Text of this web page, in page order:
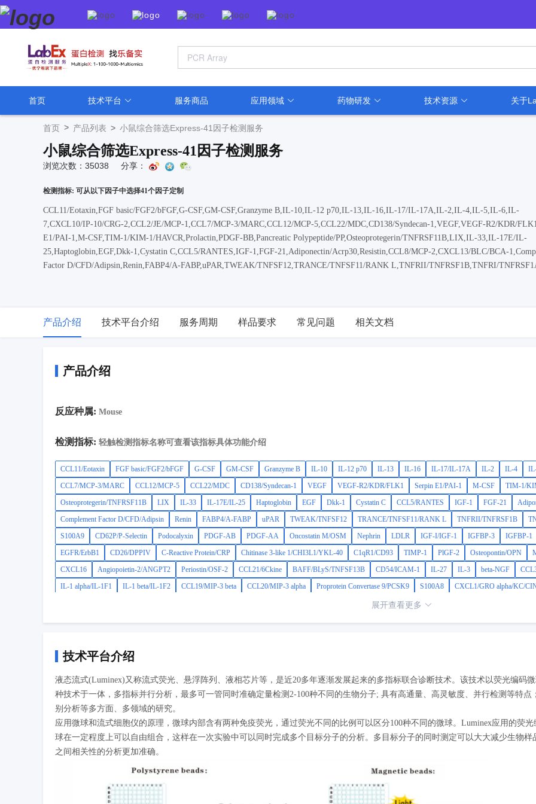
首页 技术平台 服务商品 应用领域 药物研发 技术资源 关于
首页 > 产品列表 > 小鼠综合筛选Express-41因子检测服务
小鼠综合筛选Express-41因子检测服务
浏览次数：35038 分享：
检测指标: 可从以下因子中选择41个因子定制
CCL11/Eotaxin,FGF basic/FGF2/bFGF,G-CSF,GM-CSF,Granzyme B,IL-10,IL-12 p70,IL-13,IL-16,IL-17/IL-17A,IL-2,IL-4,IL-5,IL-6,IL-
7,CXCL10/IP-10/CRG-2,CCL2/JE/MCP-1,CCL7/MCP-3/MARC,CCL12/MCP-5,CCL22/MDC,CD138/Syndecan-1,VEGF,VEGF-R2/KDR/
E1/PAI-1,M-CSF,TIM-1/KIM-1/HAVCR,Prolactin,PDGF-BB,Pancreatic Polypeptide/PP,Osteoprotegerin/TNFRSF11B,LIX,IL-33,IL-17E/IL-
25,Haptoglobin,EGF,Dkk-1,Cystatin C,CCL5/RANTES,IGF-1,FGF-21,Adiponectin/Acrp30,Resistin,CCL8/MCP-2,CXCL13/BLC/BCA-
Factor D/CFD/Adipsin,Renin,FABP4/A-FABP,uPAR,TWEAK/TNFSF12,TRANCE/TNFSF11/RANK L,TNFRII/TNFRSF1B,TNFRI/
2/ANGPT2,Periostin/OSF-2,CCL21/6Ckine,BAFF/BLyS/TNFSF13B,CD54/ICAM-1,IL-27,IL-3,beta-NGF,CCL3/MIP-1 alpha,CCL4/MIP-1
gamma,IL-1 alpha/IL-1F1,IL-1 beta/IL-1F2,CCL19/MIP-3 beta,CCL20/MIP-3 alpha,Proprotein Convertase 9/PCSK9,S100A8,CXCL1/GRO
产品介绍 技术平台介绍 服务周期 样品要求 常见问题 相关文档
产品介绍
反应种属: Mouse
检测指标: 轻触检测指标名称可查看该指标具体功能介绍
CCL11/Eotaxin FGF basic/FGF2/bFGF G-CSF GM-CSF Granzyme B IL-10 IL-12 p70 IL-13 IL-16 IL-17/IL-17A IL-2 IL-4
CCL7/MCP-3/MARC
CCL12/MCP-5 CCL22/MDC CD138/Syndecan-1 VEGF VEGF-R2/KDR/FLK1 Serpin E1/PAI-1 M-CSF TIM-1/
Osteoprotegerin/TNFRSF11B
LIX IL-33 IL-17E/IL-25 Haptoglobin EGF Dkk-1 Cystatin C CCL5/RANTES IGF-1 FGF-21
Complement Factor D/CFD/Adipsin
Renin FABP4/A-FABP uPAR TWEAK/TNFSF12 TRANCE/TNFSF11/RANK L TNFRII/TNFRSF1B
S100A9
CD62P/P-Selectin Podocalyxin PDGF-AB PDGF-AA Oncostatin M/OSM Nephrin LDLR IGF-I/IGF-1 IGFBP-3 IGFBP-1
EGFR/ErbB1
CD26/DPPIV C-Reactive Protein/CRP Chitinase 3-like 1/CHI3L1/YKL-40 C1qR1/CD93 TIMP-1 PlGF-2 Osteopontin/OPN
CXCL16
Angiopoietin-2/ANGPT2 Periostin/OSF-2 CCL21/6Ckine BAFF/BLyS/TNFSF13B CD54/ICAM-1 IL-27 IL-3 beta-NGF
IL-1 alpha/IL-1F1
IL-1 beta/IL-1F2 CCL19/MIP-3 beta CCL20/MIP-3 alpha Proprotein Convertase 9/PCSK9 S100A8 CXCL1/GRO alpha/KC/
展开查看更多
技术平台介绍
液态流式(Luminex)又称流式荧光、悬浮阵列、液相芯片等，是近20多年逐渐发展起来的多指标联合诊断技术。该技术以荧光编码
种技术于一体，多指标并行分析，最多可一管同时准确定量检测2-100种不同的生物分子; 具有高通量、高灵敏度、并行检测等特
别分析等多方面、多领域的研究。
应用微球和流式细胞仪的原理，微球内部含有两种免疫荧光，通过荧光不同的比例可以区分100种不同的微球。Luminex应用的荧
球在一定程度上可以自由组合，这样在一次实验中可以同时完成多个目标分子的分析。多目标分子的同时测定可以大大减少生物
之间相关性的分析更加准确。